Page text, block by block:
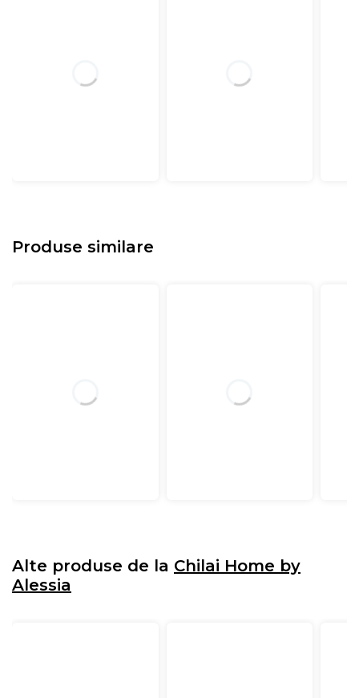
Produse similare
Alte produse de la Chilai Home by
Alessia